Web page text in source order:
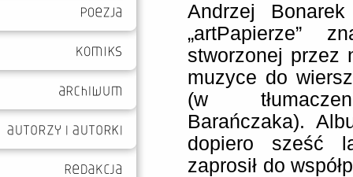
Andrzej
„artPapierze”
stworzonej przez
muzyce do
(w
Barańczaka).
dopiero sześć
zaprosił do